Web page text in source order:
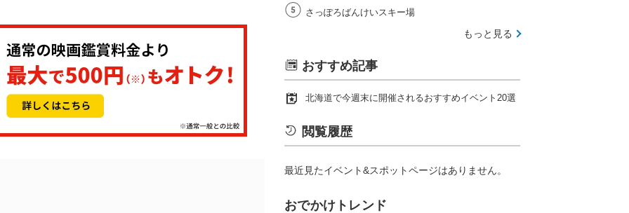
さっぽろばんけいスキー場
もっと見る
おすすめ記事
北海道で今週末に開催されるおすすめイベント20選
閲覧履歴
最近見たイベント&スポットページはありません。
おでかけトレンド